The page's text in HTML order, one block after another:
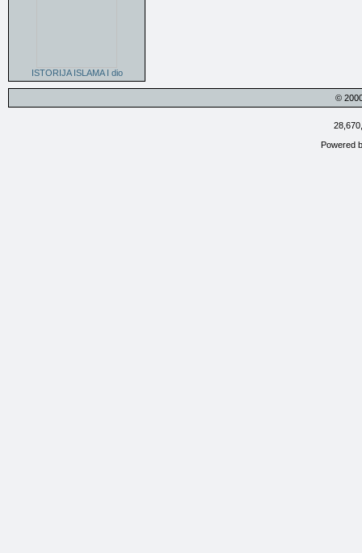
ISTORIJA ISLAMA I dio
©
Powered